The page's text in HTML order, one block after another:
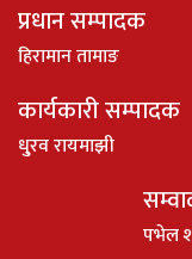
प्रधान सम्पादक
हिरामान तामाङ
कार्यकारी सम्पादक
धु्रव रायमाझी
पभेल